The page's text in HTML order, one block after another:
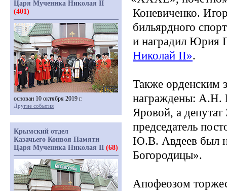
Коневиченко.
бильярдного
и наградил Юрия
Николай II».
Также орденским
награждены:
Яровой, а депутат
председатель
Ю.В. Авдеев был
Богородицы».
Апофеозом
Царя Мученика Николая II
(401)
основан 10 октября 2019 г.
Другие события
Крымский отдел
Казачьего Конвоя Памяти
Царя Мученика Николая II (68)